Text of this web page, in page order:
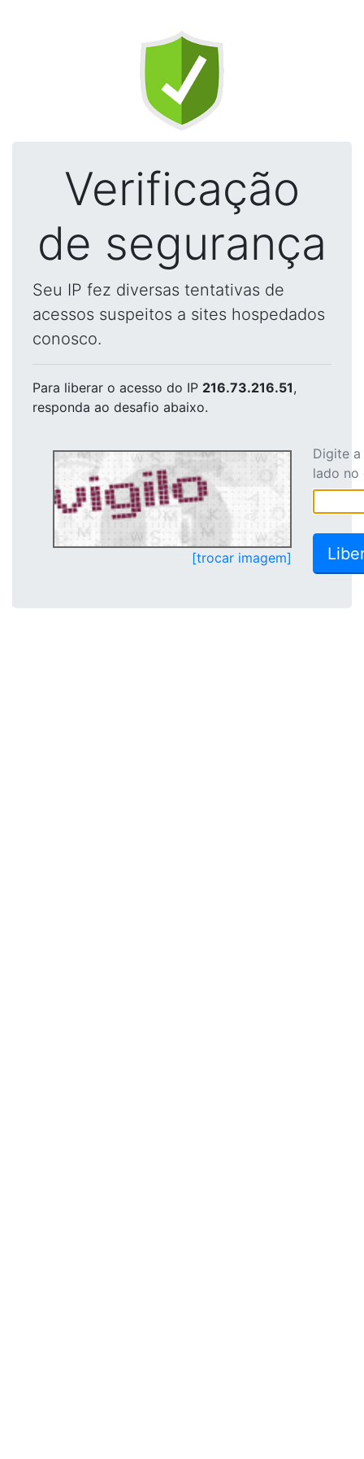
Verificação
de segurança
Seu IP fez diversas tentativas de
acessos suspeitos a sites hospedados
conosco.
Para liberar o acesso do IP 216.73.216.51,
responda ao desafio abaixo.
[trocar imagem]
Digite
lado no